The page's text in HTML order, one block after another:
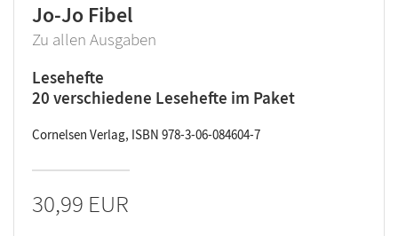
Jo-Jo Fibel
Zu allen Ausgaben
Lesehefte
20 verschiedene Lesehefte im Paket
Cornelsen Verlag, ISBN 978-3-06-084604-7
30,99 EUR